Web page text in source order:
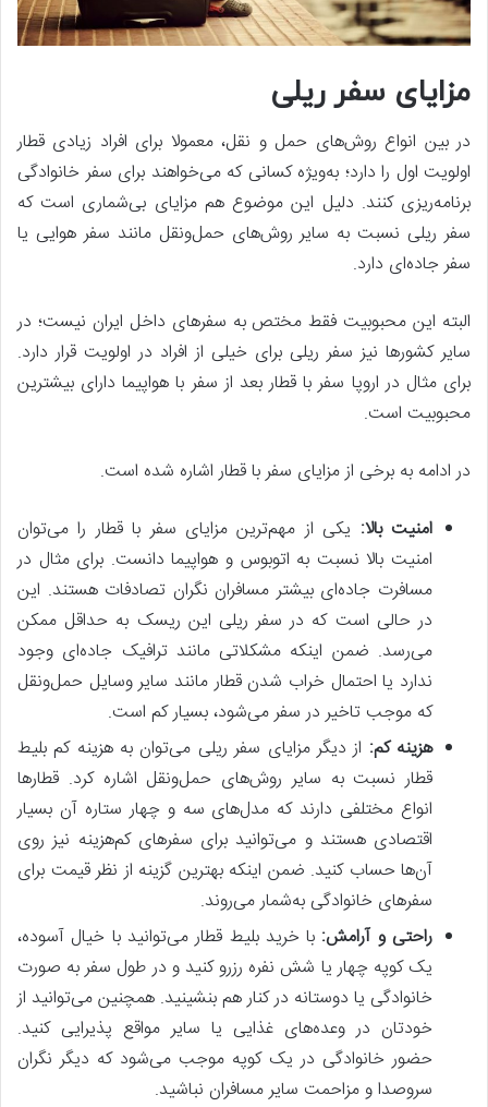
مزایای سفر ریلی
در بین انواع روش‌های حمل و نقل، معمولا برای افراد زیادی قطار
اولویت اول را دارد؛ به‌ویژه کسانی که می‌خواهند برای سفر خانوادگی
برنامه‌ریزی کنند. دلیل این موضوع هم مزایای بی‌شماری است که
سفر ریلی نسبت به سایر روش‌های حمل‌ونقل مانند سفر هوایی یا
سفر جاده‌ای دارد.
البته این محبوبیت فقط مختص به سفرهای داخل ایران نیست؛ در
سایر کشورها نیز سفر ریلی برای خیلی از افراد در اولویت قرار دارد.
برای مثال در اروپا سفر با قطار بعد از سفر با هواپیما دارای بیشترین
محبوبیت است.
در ادامه به برخی از مزایای سفر با قطار اشاره شده است.
امنیت بالا: یکی از مهم‌ترین مزایای سفر با قطار را می‌توان
امنیت بالا نسبت به اتوبوس و هواپیما دانست. برای مثال در
مسافرت جاده‌ای بیشتر مسافران نگران تصادفات هستند. این
در حالی است که در سفر ریلی این ریسک به حداقل ممکن
می‌رسد. ضمن اینکه مشکلاتی مانند ترافیک جاده‌ای وجود
ندارد یا احتمال خراب شدن قطار ‌مانند سایر وسایل حمل‌ونقل
که موجب تاخیر در سفر می‌شود، بسیار کم است.
هزینه کم: از دیگر مزایای سفر ریلی می‌توان به هزینه کم بلیط
قطار نسبت به سایر روش‌های حمل‌ونقل اشاره کرد. قطارها
انواع مختلفی دارند که مدل‌های سه و چهار ستاره آن بسیار
اقتصادی هستند و می‌توانید برای سفرهای کم‌هزینه نیز روی
آن‌ها حساب کنید. ضمن اینکه بهترین گزینه از نظر قیمت برای
سفرهای خانوادگی به‌شمار می‌روند.
راحتی و آرامش: با خرید بلیط قطار می‌توانید با خیال آسوده،
یک کوپه چهار یا شش نفره رزرو کنید و در طول سفر به صورت
خانوادگی یا دوستانه در کنار هم بنشینید. همچنین می‌توانید از
خودتان در وعده‌های غذایی یا سایر مواقع پذیرایی کنید.
حضور خانوادگی در یک کوپه موجب می‌شود که دیگر نگران
سروصدا و مزاحمت سایر مسافران نباشید.